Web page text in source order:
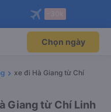
Mở app
bay qua
Mở app
Chọn ngày
xe đi Hà Giang từ Chí
Giang từ Chí Linh